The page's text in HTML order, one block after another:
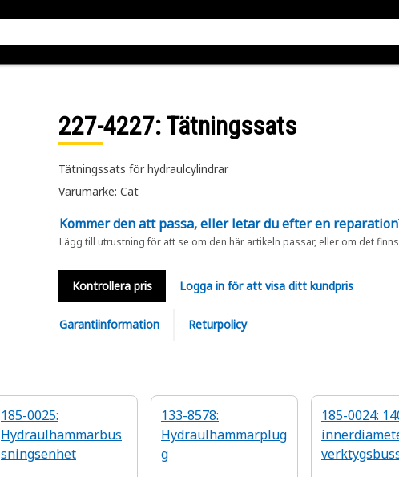
227-4227: Tätningssats
Tätningssats för hydraulcylindrar
Varumärke: Cat
Kommer den att passa, eller letar du efter en
Lägg till utrustning för att se om den här artikeln passar, eller om det
Kontrollera pris Logga in för att visa ditt kundpris
Garantiinformation Returpolicy
185-0025:
Hydraulhammarbus
sningsenhet
133-8578:
Hydraulhammarplug
g
185-0024: